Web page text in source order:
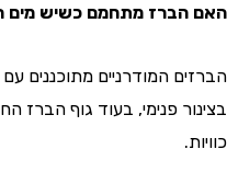
מתחמם כשיש מים
המודרניים מתוכננים עם
פנימי, בעוד גוף הברז